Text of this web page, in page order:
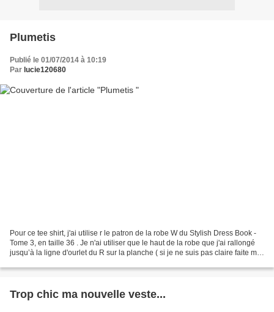
Plumetis
Publié le 01/07/2014 à 10:19
Par lucie120680
Pour ce tee shirt, j'ai utilise r le patron de la robe W du Stylish Dress Book -
Tome 3, en taille 36 . Je n'ai utiliser que le haut de la robe que j'ai rallongé
jusqu’à la ligne d'ourlet du R sur la planche ( si je ne suis pas claire faite moi
Trop chic ma nouvelle veste...